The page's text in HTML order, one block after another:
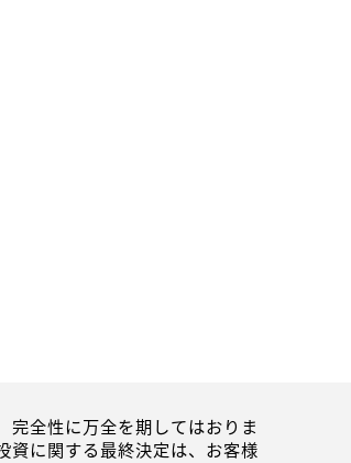
完全性に万全を期してはおりま
資に関する最終決定は、お客様